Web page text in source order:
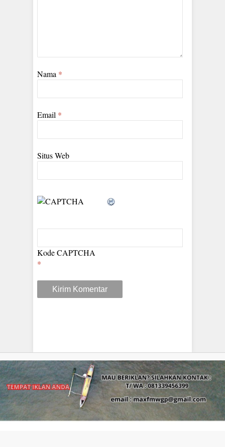
Nama *
Email *
Situs Web
Kode CAPTCHA
*